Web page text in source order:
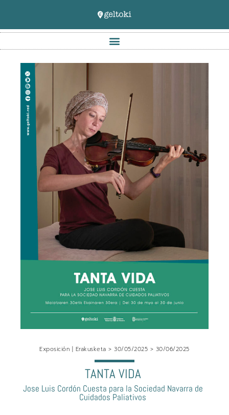
Exposición | Erakusketa > 30/05/2025 > 30/06/2025
TANTA VIDA
Jose Luis Cordón Cuesta para la Sociedad Navarra de
Cuidados Paliativos